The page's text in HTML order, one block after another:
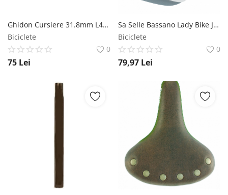
Ghidon Cursiere 31.8mm L440mm Inaltime 80mm Negru Syncromate
Biciclete
0
75 Lei
Sa Selle Bassano Lady Bike Junior, 220x155mm, culoare alb roz Selle Bassano
Biciclete
0
79,97 Lei